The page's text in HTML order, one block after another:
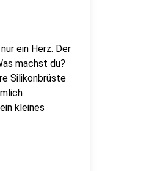
ein Herz. Der
machst du?
Silikonbrüste
kleines